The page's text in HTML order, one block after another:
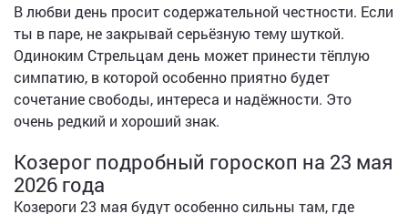
В любви день просит содержательной честности. Если
ты в паре, не закрывай серьёзную тему шуткой.
Одиноким Стрельцам день может принести тёплую
симпатию, в которой особенно приятно будет
сочетание свободы, интереса и надёжности. Это
очень редкий и хороший знак.
Козерог подробный гороскоп на 23 мая
2026 года
Козероги 23 мая будут особенно сильны там, где